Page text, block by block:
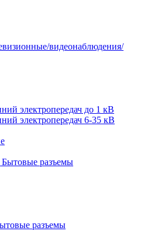
видеонаблюдения/
электропередач до 1 кВ
электропередач 6-35 кВ
Бытовые разъемы
разъемы